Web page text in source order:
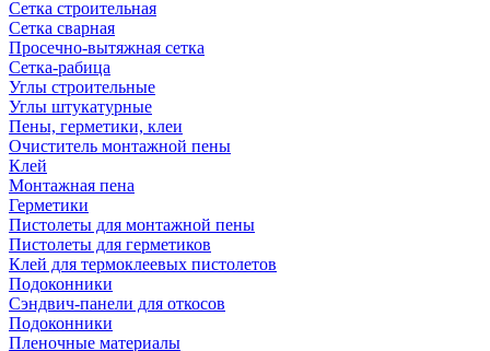
Сетка строительная
Сетка сварная
Просечно-вытяжная сетка
Сетка-рабица
Углы строительные
Углы штукатурные
Пены, герметики, клеи
Очиститель монтажной пены
Клей
Монтажная пена
Герметики
Пистолеты для монтажной пены
Пистолеты для герметиков
Клей для термоклеевых пистолетов
Подоконники
Сэндвич-панели для откосов
Подоконники
Пленочные материалы